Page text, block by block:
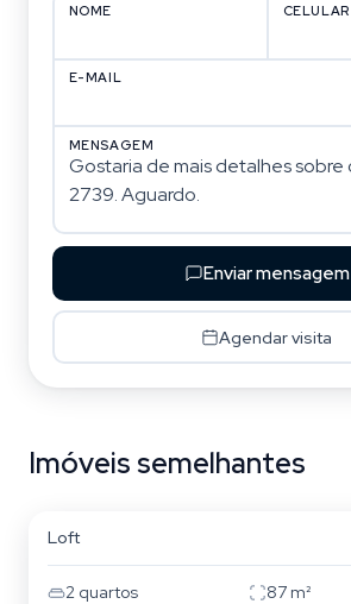
NOME CELULAR
E-MAIL
MENSAGEM
Enviar mensagem
Agendar visita
Imóveis semelhantes
Lagoa da Conceição
Loft
2 quartos 87 m²